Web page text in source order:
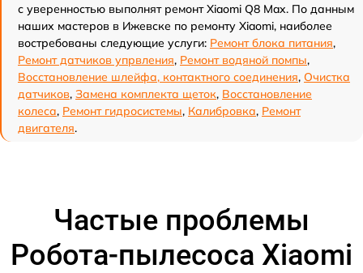
с уверенностью выполнят ремонт Xiaomi Q8 Max. По данным
наших мастеров в Ижевске по ремонту Xiaomi, наиболее
востребованы следующие услуги: Ремонт блока питания,
Ремонт датчиков упрвления, Ремонт водяной помпы,
Восстановление шлейфа, контактного соединения, Очистка
датчиков, Замена комплекта щеток, Восстановление
колеса, Ремонт гидросистемы, Калибровка, Ремонт
двигателя.
Частые проблемы
Робота-пылесоса Xiaomi